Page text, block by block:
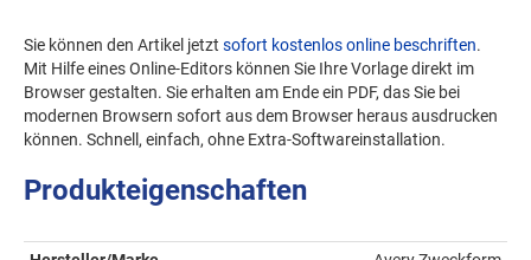
Sie können den Artikel jetzt sofort kostenlos online beschriften.
Mit Hilfe eines Online-Editors können Sie Ihre Vorlage direkt im
Browser gestalten. Sie erhalten am Ende ein PDF, das Sie bei
modernen Browsern sofort aus dem Browser heraus ausdrucken
können. Schnell, einfach, ohne Extra-Softwareinstallation.
Produkteigenschaften